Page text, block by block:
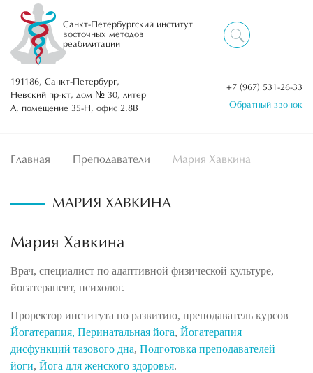
Санкт-Петербургский институт
восточных методов
реабилитации
191186, Санкт-Петербург,
Невский пр-кт, дом № 30, литер
А, помещение 35-Н, офис 2.8В
+7 (967) 531-26-33
Обратный звонок
Главная Преподаватели Мария Хавкина
МАРИЯ ХАВКИНА
Мария Хавкина
Врач, специалист по адаптивной физической культуре,
йогатерапевт, психолог.
Проректор института по развитию, преподаватель курсов
Йогатерапия, Перинатальная йога, Йогатерапия
дисфункций тазового дна, Подготовка преподавателей
йоги, Йога для женского здоровья.